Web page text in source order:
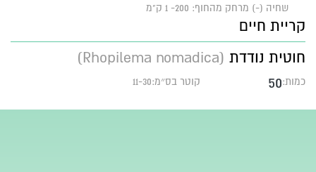
שחיה (-) מרחק מהחוף: 200- 1 ק"מ
קריית חיים
חוטית נודדת (Rhopilema nomadica)
כמות:50 קוטר בס״מ:11-30